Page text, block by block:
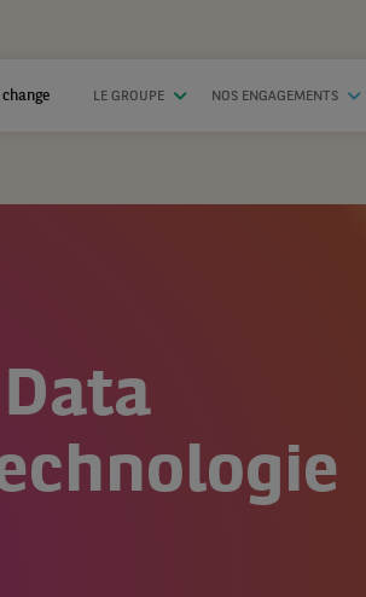
LE GROUPE NOS ENGAGEMENTS